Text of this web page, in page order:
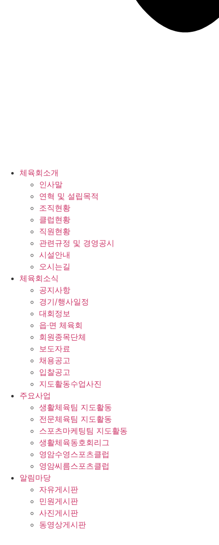
체육회소개
인사말
연혁 및 설립목적
조직현황
클럽현황
직원현황
관련규정 및 경영공시
시설안내
오시는길
체육회소식
공지사항
경기/행사일정
대회정보
읍·면 체육회
회원종목단체
보도자료
채용공고
입찰공고
지도활동수업사진
주요사업
생활체육팀 지도활동
전문체육팀 지도활동
스포츠마케팅팀 지도활동
생활체육동호회리그
영암수영스포츠클럽
영암씨름스포츠클럽
알림마당
자유게시판
민원게시판
사진게시판
동영상게시판